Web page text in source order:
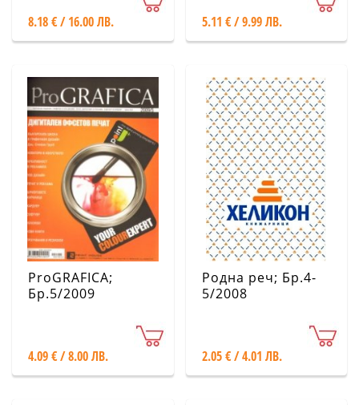
8.18 € / 16.00 ЛВ.
5.11 € / 9.99 ЛВ.
ProGRAFICA;
Бр.5/2009
4.09 € / 8.00 ЛВ.
Родна реч; Бр.4-
5/2008
2.05 € / 4.01 ЛВ.